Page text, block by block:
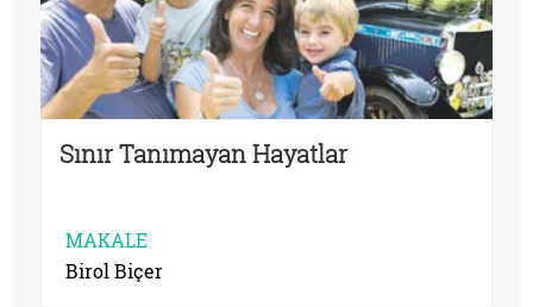
Sınır Tanımayan Hayatlar
MAKALE
Birol Biçer